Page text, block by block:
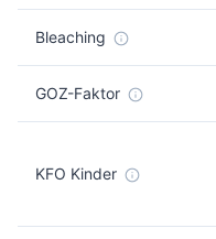
Bleaching
GOZ-Faktor
KFO Kinder